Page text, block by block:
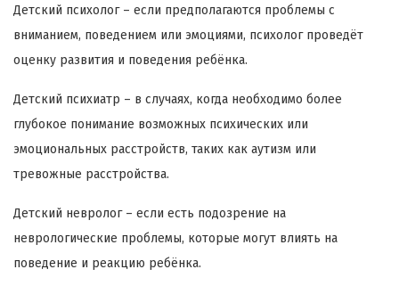
Детский психолог – если предполагаются проблемы с
вниманием, поведением или эмоциями, психолог проведёт
оценку развития и поведения ребёнка.
Детский психиатр – в случаях, когда необходимо более
глубокое понимание возможных психических или
эмоциональных расстройств, таких как аутизм или
тревожные расстройства.
Детский невролог – если есть подозрение на
неврологические проблемы, которые могут влиять на
поведение и реакцию ребёнка.